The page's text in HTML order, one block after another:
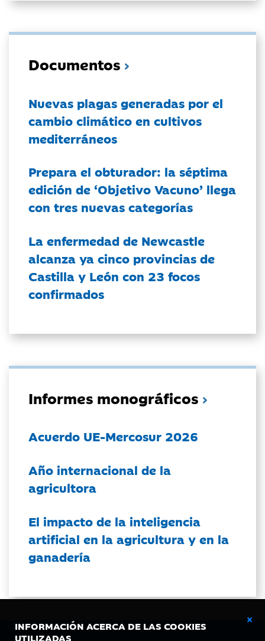
INFORMACIÓN ACERCA DE LAS COOKIES
UTILIZADAS
Documentos
Nuevas plagas generadas por el
cambio climático en cultivos
mediterráneos
Prepara el obturador: la séptima
edición de ‘Objetivo Vacuno’ llega
con tres nuevas categorías
La enfermedad de Newcastle
alcanza ya cinco provincias de
Castilla y León con 23 focos
confirmados
Informes monográficos
Acuerdo UE-Mercosur 2026
Año internacional de la
agricultora
El impacto de la inteligencia
artificial en la agricultura y en la
ganadería